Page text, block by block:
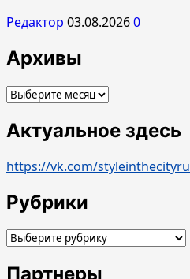
Редактор 03.08.20260
Архивы
Архивы
Актуальное здесь
https://vk.com/styleinthecityru
Рубрики
Рубрики
Партнеры